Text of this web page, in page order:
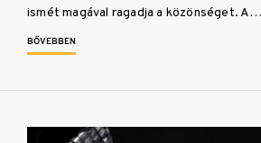
ismét magával ragadja a közönséget. A…
BŐVEBBEN